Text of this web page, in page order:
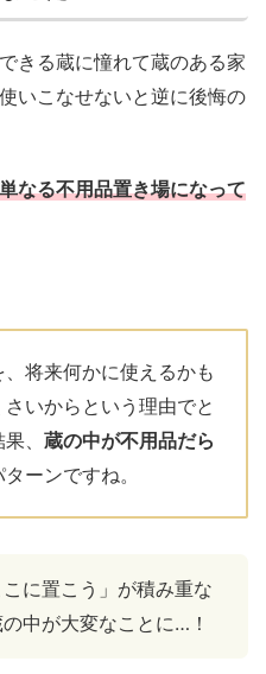
きる蔵に憧れて蔵のある家
いこなせないと逆に後悔の
なる不用品置き場になって
将来何かに使えるかも
いからという理由でと
、 蔵の中が不用品だら
ーンですね。
こに置こう」が積み重な
中が大変なことに…！